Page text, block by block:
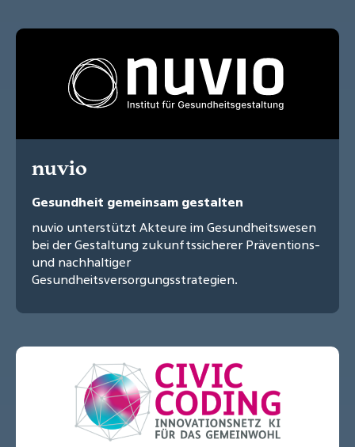
nuvio
Gesundheit gemeinsam gestalten
nuvio unterstützt Akteure im Gesundheitswesen
bei der Gestaltung zukunftssicherer Präventions-
und nachhaltiger
Gesundheitsversorgungsstrategien.